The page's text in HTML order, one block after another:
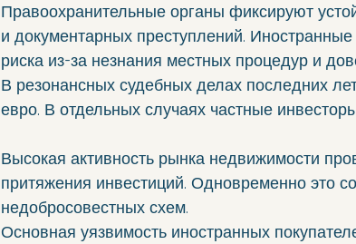
Правоохранительные органы фиксируют
и документарных преступлений.
риска из-за незнания местных процедур и
В резонансных судебных делах последних
евро. В отдельных случаях частные
Высокая активность рынка недвижимости
притяжения инвестиций. Одновременно это
недобросовестных схем.
Основная уязвимость иностранных